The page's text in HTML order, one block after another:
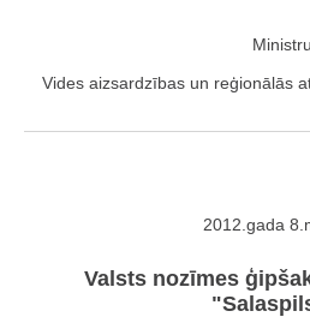
Vides aizsardzības un reģionālās
2012.gada
Valsts nozīmes